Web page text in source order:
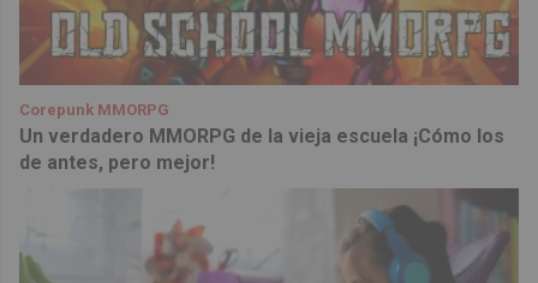
Corepunk MMORPG
Un verdadero MMORPG de la vieja escuela ¡Cómo los
de antes, pero mejor!